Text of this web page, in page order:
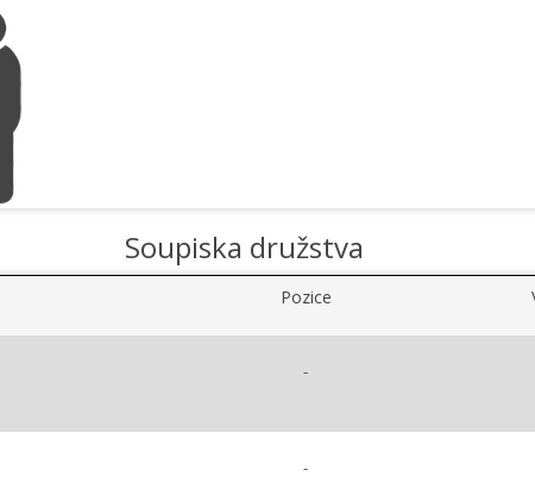
Soupiska družstva
Pozice
-
-